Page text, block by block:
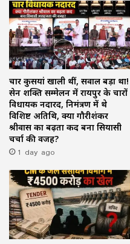
चार कुर्सियां खाली थीं, सवाल बड़ा था!
सेन शक्ति सम्मेलन में रायपुर के चारों
विधायक नदारद, निमंत्रण में थे
विशिष्ट अतिथि, क्या गौरीशंकर
श्रीवास का बढ़ता कद बना सियासी
चर्चा की वजह?
1 day ago